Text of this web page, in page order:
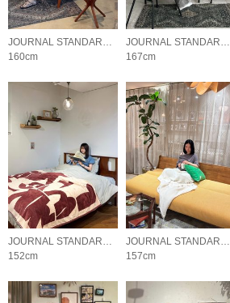
JOURNAL STANDARD FURNITURE
160cm
JOURNAL STANDARD FURNITURE
167cm
JOURNAL STANDARD FURNITURE
152cm
JOURNAL STANDARD FURNITURE
157cm